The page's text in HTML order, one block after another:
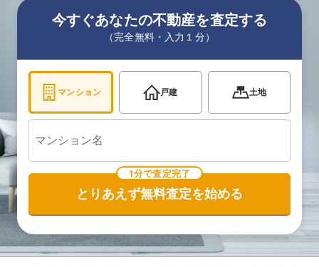
今すぐあなたの不動産を査定する
（完全無料・入力１分）
マンション 戸建 土地
1分で査定完了
とりあえず無料査定を始める